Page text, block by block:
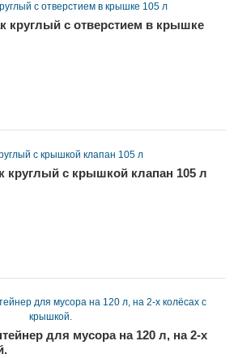
круглый с отверстием в крышке
круглый с крышкой клапан 105 л
для мусора на 120 л, на 2-х